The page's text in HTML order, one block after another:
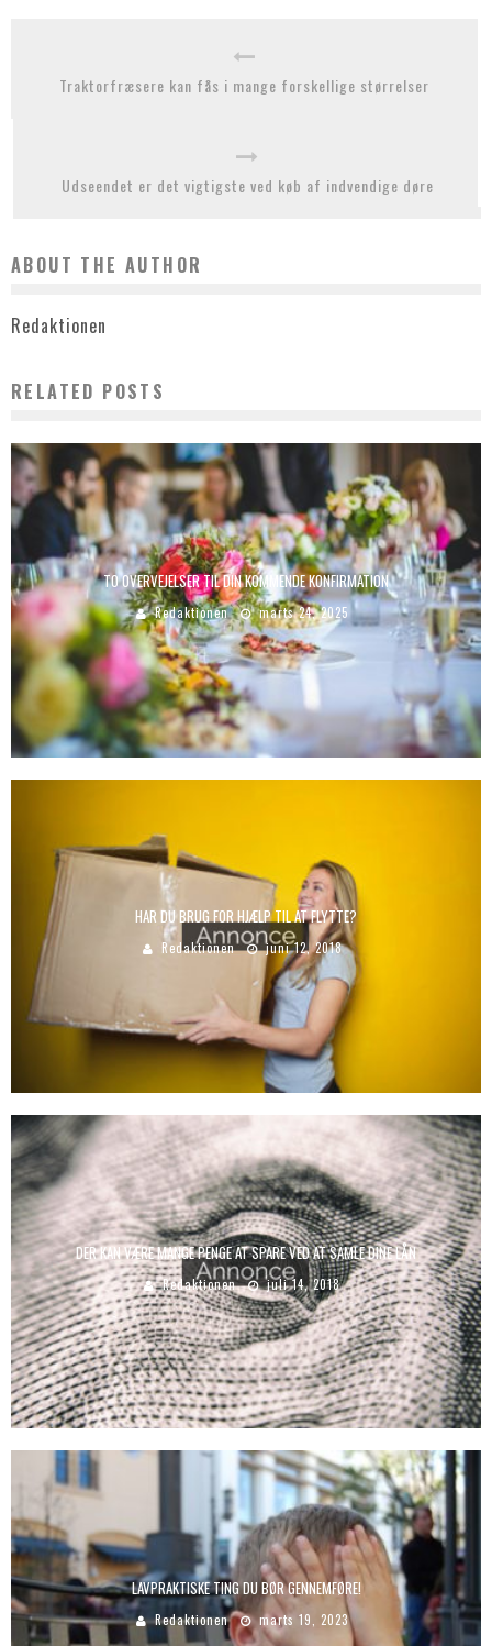
Traktorfræsere kan fås i mange forskellige størrelser
Udseendet er det vigtigste ved køb af indvendige døre
ABOUT THE AUTHOR
Redaktionen
RELATED POSTS
TO OVERVEJELSER TIL DIN KOMMENDE KONFIRMATION
Redaktionen marts 24, 2025
HAR DU BRUG FOR HJÆLP TIL AT FLYTTE?
Redaktionen juni 12, 2018
DER KAN VÆRE MANGE PENGE AT SPARE VED AT SAMLE DINE LÅN
Redaktionen juli 14, 2018
LAVPRAKTISKE TING DU BØR GENNEMFØRE!
Redaktionen marts 19, 2023